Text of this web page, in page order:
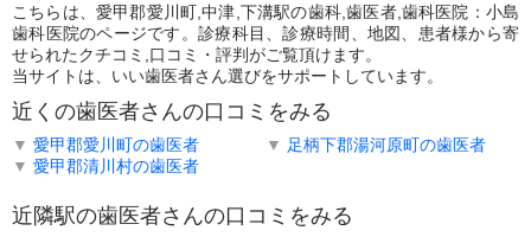
こちらは、愛甲郡愛川町,中津,下溝駅の歯科,歯医者,歯科医院：小島
歯科医院のページです。診療科目、診療時間、地図、患者様から寄
せられたクチコミ,口コミ・評判がご覧頂けます。
当サイトは、いい歯医者さん選びをサポートしています。
近くの歯医者さんの口コミをみる
▼ 愛甲郡愛川町の歯医者 ▼ 足柄下郡湯河原町の歯医者
▼ 愛甲郡清川村の歯医者
近隣駅の歯医者さんの口コミをみる